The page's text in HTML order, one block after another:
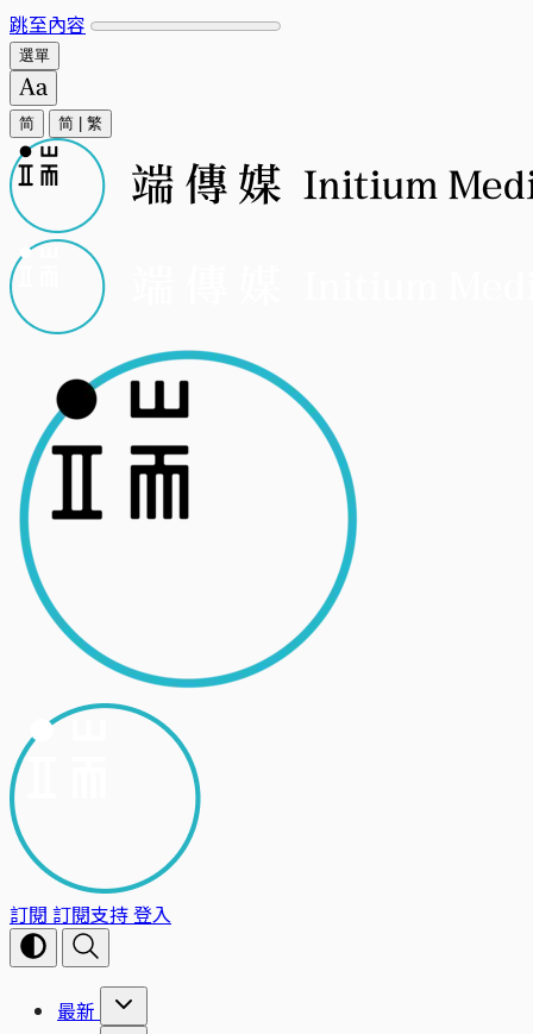
跳至內容
選單
简 简 繁
訂閱 訂閱支持登入
最新